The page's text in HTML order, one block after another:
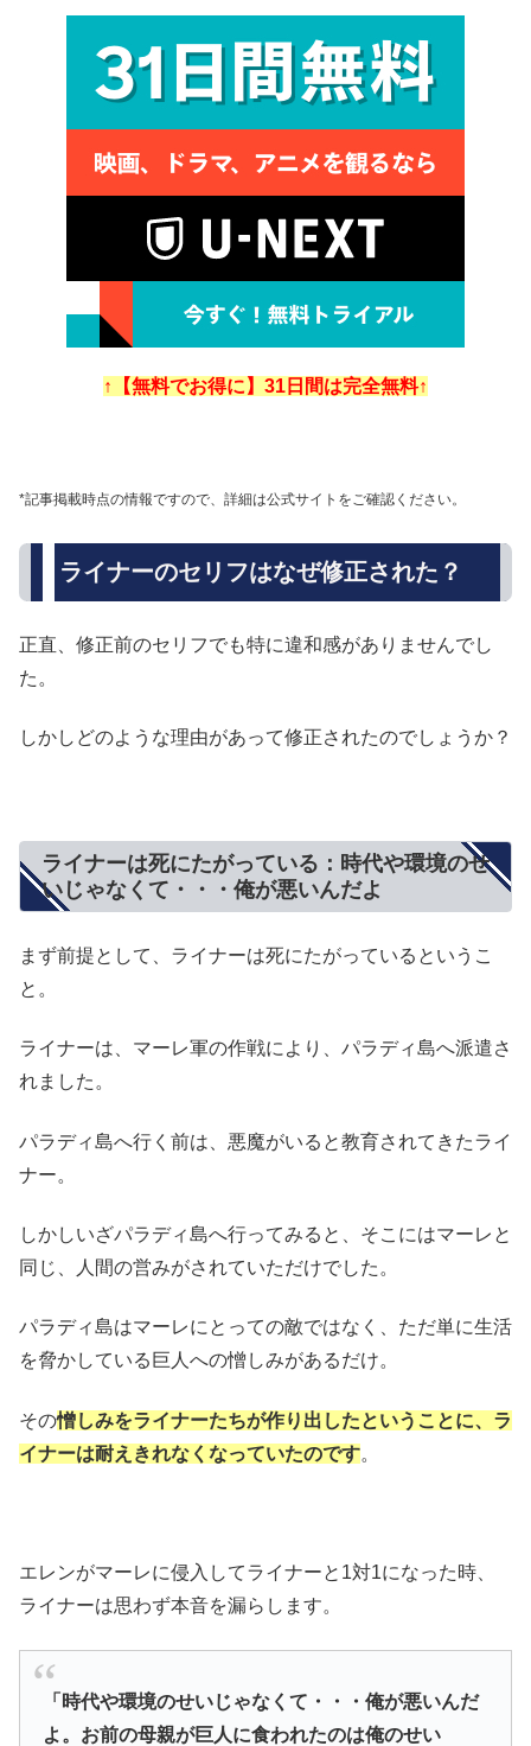
↑【無料でお得に】31日間は完全無料↑
*記事掲載時点の情報ですので、詳細は公式サイトをご確認ください。
ライナーのセリフはなぜ修正された？
正直、修正前のセリフでも特に違和感がありませんでし
た。
しかしどのような理由があって修正されたのでしょうか？
ライナーは死にたがっている：時代や環境のせ
いじゃなくて・・・俺が悪いんだよ
まず前提として、ライナーは死にたがっているというこ
と。
ライナーは、マーレ軍の作戦により、パラディ島へ派遣さ
れました。
パラディ島へ行く前は、悪魔がいると教育されてきたライ
ナー。
しかしいざパラディ島へ行ってみると、そこにはマーレと
同じ、人間の営みがされていただけでした。
パラディ島はマーレにとっての敵ではなく、ただ単に生活
を脅かしている巨人への憎しみがあるだけ。
その憎しみをライナーたちが作り出したということに、ラ
イナーは耐えきれなくなっていたのです。
エレンがマーレに侵入してライナーと1対1になった時、
ライナーは思わず本音を漏らします。
「時代や環境のせいじゃなくて・・・俺が悪いんだ
よ。お前の母親が巨人に食われたのは俺のせい